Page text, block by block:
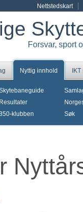
Nettstedskart
Forsvar, sport
Nyttig innhold
Resultater
klubben
Søk